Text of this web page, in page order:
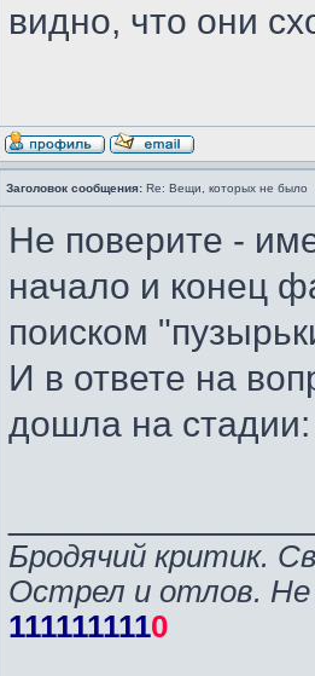
видно, что они
Заголовок сообщения: Re: Вещи, которых не было
Не поверите -
начало и конец
поиском
И в ответе на
дошла на
Бродячий критик.
Острел и отлов. Не
1111111110